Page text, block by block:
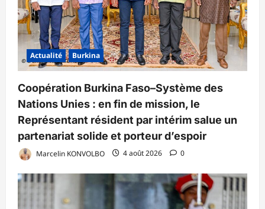
Actualité Burkina
Coopération Burkina Faso–Système des
Nations Unies : en fin de mission, le
Représentant résident par intérim salue un
partenariat solide et porteur d’espoir
Marcelin KONVOLBO 4 août 2026 0